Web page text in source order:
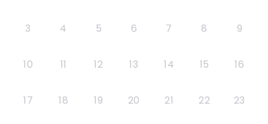
3 4 5 6 7 8 9
10 11 12 13 14 15 16
17 18 19 20 21 22 23